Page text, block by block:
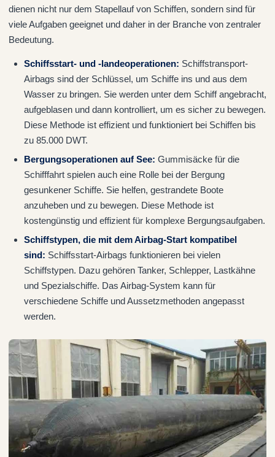
dienen nicht nur dem Stapellauf von Schiffen, sondern sind für
viele Aufgaben geeignet und daher in der Branche von zentraler
Bedeutung.
Schiffsstart- und -landeoperationen: Schiffstransport-
Airbags sind der Schlüssel, um Schiffe ins und aus dem
Wasser zu bringen. Sie werden unter dem Schiff angebracht,
aufgeblasen und dann kontrolliert, um es sicher zu bewegen.
Diese Methode ist effizient und funktioniert bei Schiffen bis
zu 85.000 DWT.
Bergungsoperationen auf See: Gummisäcke für die
Schifffahrt spielen auch eine Rolle bei der Bergung
gesunkener Schiffe. Sie helfen, gestrandete Boote
anzuheben und zu bewegen. Diese Methode ist
kostengünstig und effizient für komplexe Bergungsaufgaben.
Schiffstypen, die mit dem Airbag-Start kompatibel
sind: Schiffsstart-Airbags funktionieren bei vielen
Schiffstypen. Dazu gehören Tanker, Schlepper, Lastkähne
und Spezialschiffe. Das Airbag-System kann für
verschiedene Schiffe und Aussetzmethoden angepasst
werden.